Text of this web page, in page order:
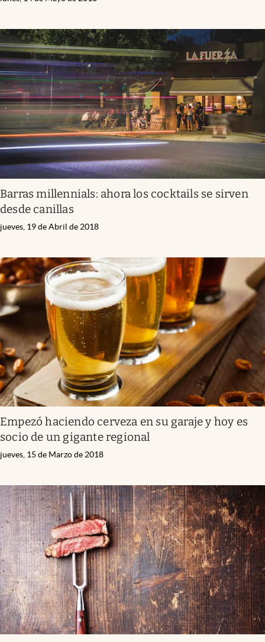
Barras millennials: ahora los cocktails se sirven
desde canillas
jueves, 19 de Abril de 2018
Empezó haciendo cerveza en su garaje y hoy es
socio de un gigante regional
jueves, 15 de Marzo de 2018